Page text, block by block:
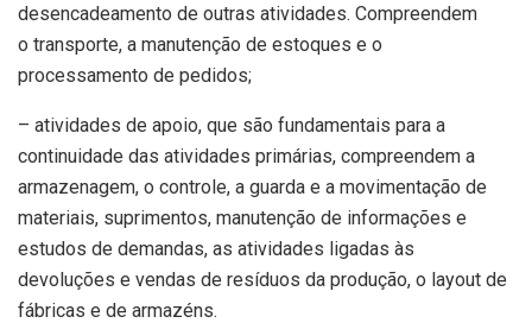
desencadeamento de outras atividades. Compreendem
o transporte, a manutenção de estoques e o
processamento de pedidos;
– atividades de apoio, que são fundamentais para a
continuidade das atividades primárias, compreendem a
armazenagem, o controle, a guarda e a movimentação de
materiais, suprimentos, manutenção de informações e
estudos de demandas, as atividades ligadas às
devoluções e vendas de resíduos da produção, o layout de
fábricas e de armazéns.